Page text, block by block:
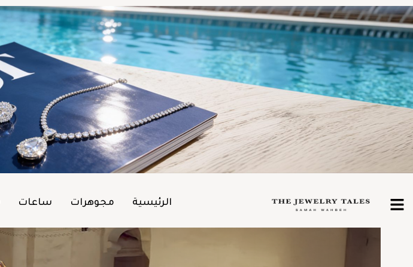
الرئيسية مجوهرات ساعات